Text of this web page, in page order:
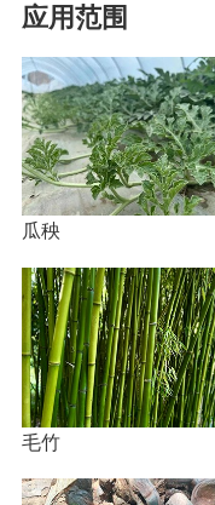
应用范围
瓜秧
毛竹